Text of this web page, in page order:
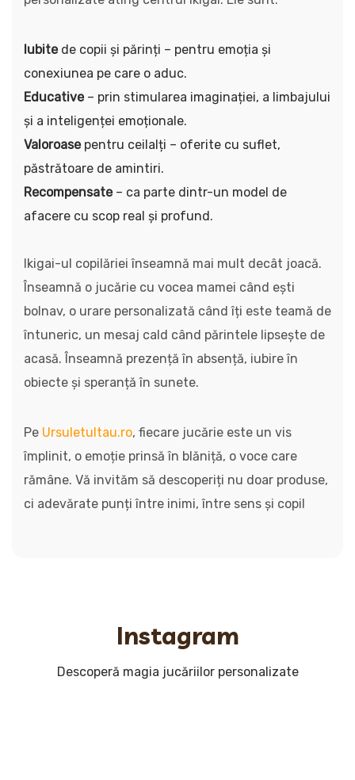
Iubitede copii și părinți – pentru emoția și
conexiunea pe care o aduc.
Educative– prin stimularea imaginației, a limbajului
și a inteligenței emoționale.
Valoroasepentru ceilalți – oferite cu suflet,
păstrătoare de amintiri.
Recompensate– ca parte dintr-un model de
afacere cu scop real și profund.
Ikigai-ul copilăriei înseamnă mai mult decât joacă.
Înseamnă o jucărie cu vocea mamei când ești
bolnav, o urare personalizată când îți este teamă de
întuneric, un mesaj cald când părintele lipsește de
acasă. Înseamnă prezență în absență, iubire în
obiecte și speranță în sunete.
Pe Ursuletultau.ro, fiecare jucărie este un vis
împlinit, o emoție prinsă în blăniță, o voce care
rămâne. Vă invităm să descoperiți nu doar produse,
ci adevărate punți între inimi, între sens și copil
Instagram
Descoperă magia jucăriilor personalizate